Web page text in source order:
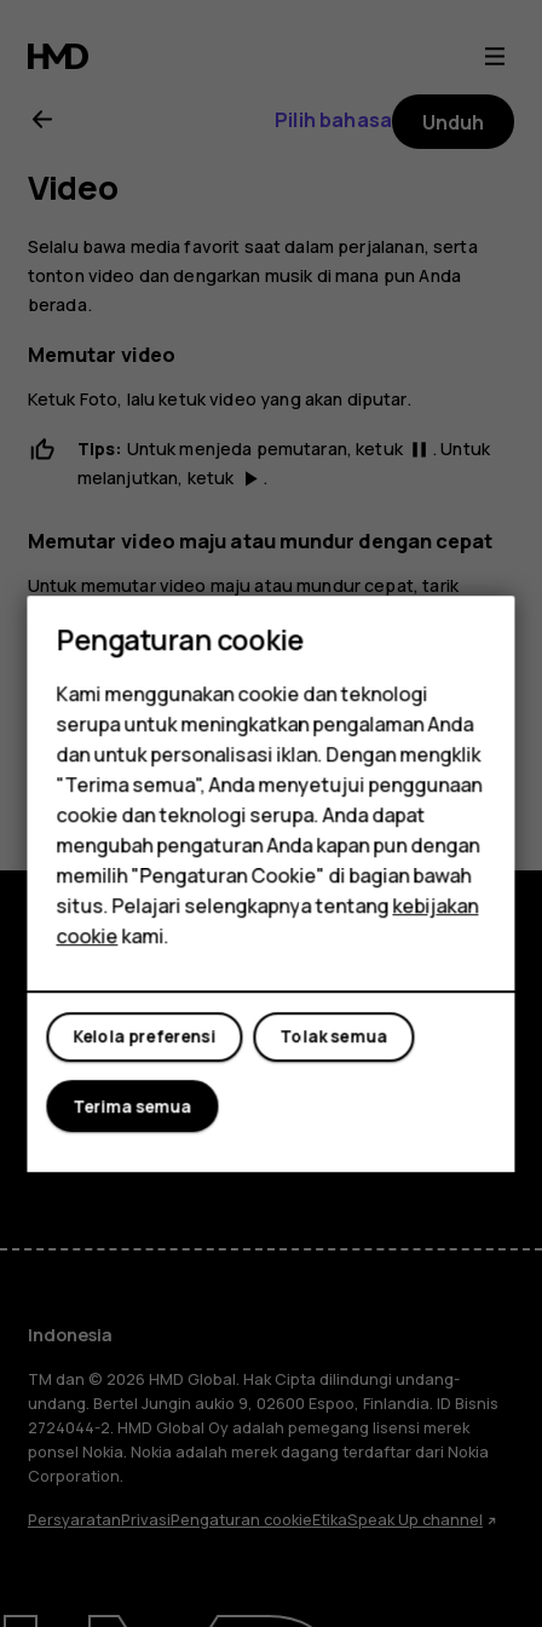
Buku
petunjuk
Nokia
6
Smartphone
Feature phones
Aksesori
Tablet
Tentang
Pilih bahasa Unduh
Video
Selalu bawa media favorit saat dalam perjalanan, serta
tonton video dan dengarkan musik di mana pun Anda
berada.
Memutar video
Ketuk Foto, lalu ketuk video yang akan diputar.
Tips: Untuk menjeda pemutaran, ketuk pause . Untuk
melanjutkan, ketuk play_arrow .
Memutar video maju atau mundur dengan cepat
Untuk memutar video maju atau mundur cepat, tarik
Apakah ini membantu?
Ya Tidak
Jelajahi
Tentang
Planet and people
Dukungan
Indonesia
TM dan © 2026 HMD Global. Hak Cipta dilindungi undang-
undang. Bertel Jungin aukio 9, 02600 Espoo, Finlandia. ID Bisnis
2724044-2. HMD Global Oy adalah pemegang lisensi merek
ponsel Nokia. Nokia adalah merek dagang terdaftar dari Nokia
Corporation.
PersyaratanPrivasiPengaturan cookieEtikaSpeak Up channel
Pengaturan cookie
Kami menggunakan cookie dan teknologi
serupa untuk meningkatkan pengalaman Anda
dan untuk personalisasi iklan. Dengan mengklik
"Terima semua", Anda menyetujui penggunaan
cookie dan teknologi serupa. Anda dapat
mengubah pengaturan Anda kapan pun dengan
memilih "Pengaturan Cookie" di bagian bawah
situs. Pelajari selengkapnya tentangkebijakan
cookiekami.
Tolak semua
Kelola preferensi
Terima semua